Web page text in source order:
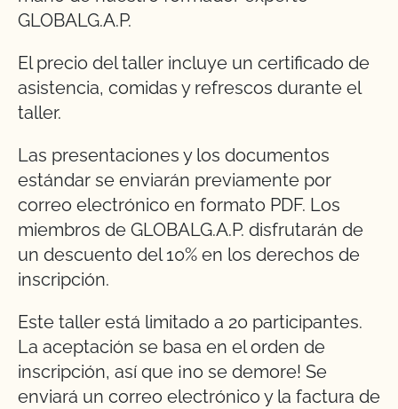
GLOBALG.A.P.
El precio del taller incluye un certificado de
asistencia, comidas y refrescos durante el
taller.
Las presentaciones y los documentos
estándar se enviarán previamente por
correo electrónico en formato PDF. Los
miembros de GLOBALG.A.P. disfrutarán de
un descuento del 10% en los derechos de
inscripción.
Este taller está limitado a 20 participantes.
La aceptación se basa en el orden de
inscripción, así que ¡no se demore! Se
enviará un correo electrónico y la factura de